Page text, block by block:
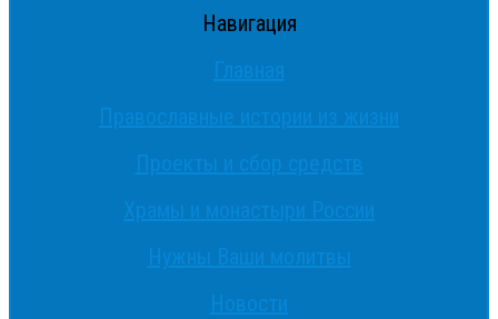
Навигация
Главная
Православные истории из жизни
Проекты и сбор средств
Храмы и монастыри России
Нужны Ваши молитвы
Новости